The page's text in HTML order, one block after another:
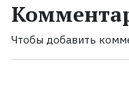
Чтобы добавить